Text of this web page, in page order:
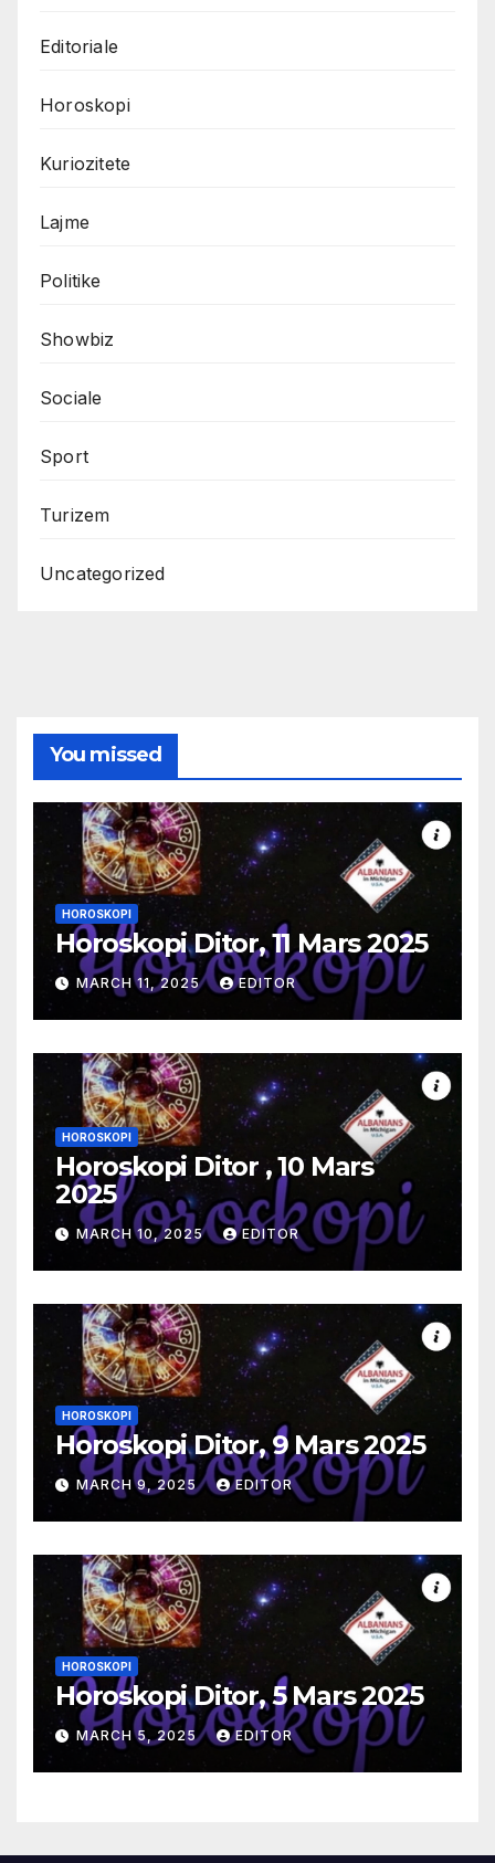
Editoriale
Horoskopi
Kuriozitete
Lajme
Politike
Showbiz
Sociale
Sport
Turizem
Uncategorized
You missed
HOROSKOPI
Horoskopi Ditor, 11 Mars 2025
MARCH 11, 2025 EDITOR
HOROSKOPI
Horoskopi Ditor , 10 Mars
2025
MARCH 10, 2025 EDITOR
HOROSKOPI
Horoskopi Ditor, 9 Mars 2025
MARCH 9, 2025 EDITOR
HOROSKOPI
Horoskopi Ditor, 5 Mars 2025
MARCH 5, 2025 EDITOR